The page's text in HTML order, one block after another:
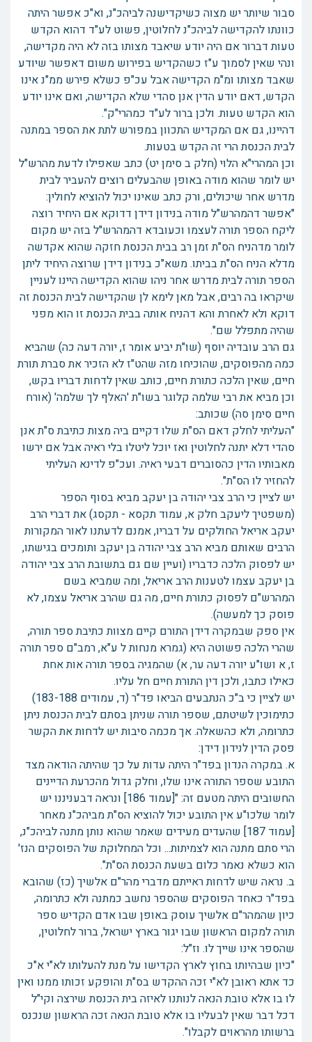
סבור שיותר יש מצוה כשיקדישנה לביהכ"נ, וא"כ אפשר היתה
כוונתו להקדישה לביהכ"נ לחלוטין, פשוט לע"ד דהוא הקדש
טעות דברור אם היה יודע שיאבד מצותו בזה לא היה מקדישה,
ונהי שאין לסמוך ע"ז כשהקדיש בפירוש משום דאפשר שיודע
שאבד מצותו ומ"מ הקדישה אבל עכ"פ כשלא פירש ממ"נ אינו
הקדש, דאם יודע הדין אנן סהדי שלא הקדישה, ואם אינו יודע
הוא הקדש טעות. ולכן ברור לע"ד כמהרי"ק".
דהיינו, גם אם המקדיש התכוון במפורש לתת את הספר במתנה
לבית הכנסת הרי זה הקדש בטעות.
וכן המהרי"א הלוי (חלק ב סימן יט) כתב שאפילו לדעת מהרש"ל
יש לומר שהוא מודה באופן שהבעלים רוצים להעביר לבית
מדרש אחר שיכולים, ורק כתב שאינו יכול להוציא לחולין:
"אפשר דהמהרש"ל מודה בנידון דידן דדוקא אם היחיד רוצה
ליקח הספר תורה לעצמו וכעובדא דהמהרש"ל בזה יש מקום
לומר מדהניח הס"ת זמן רב בבית הכנסת חזקה שהוא אקדשה
מדלא הניח הס"ת בביתו. משא"כ בנידון דידן שרוצה היחיד ליתן
הספר תורה לבית מדרש אחר ניהו שהוא הקדישה היינו לעניין
שיקראו בה רבים, אבל מאן לימא לן שהקדישה לבית הכנסת זה
דוקא ולא לאחרת והא דהניח אותה בבית הכנסת זו הוא מפני
שהיה מתפלל שם".
גם הרב עובדיה יוסף (שו"ת יביע אומר ז, יורה דעה כה) שהביא
כמה מהפוסקים, שהוכיחו מזה שהט"ז לא הזכיר את סברת תורת
חיים, שאין הלכה כתורת חיים, כותב שאין לדחות דבריו בקש,
וכן מביא את רבי שלמה קלוגר בשו"ת 'האלף לך שלמה' (אורח
חיים סימן סה) שכותב:
"העליתי לחלק דאם הס"ת שלו דקיים ביה מצות כתיבת ס"ת אנן
סהדי דלא יתנה לחלוטין ואז יוכל ליטלו בלי ראיה אבל אם ירשו
מאבותיו הדין כהסוברים דבעי ראיה. ועכ"פ לדינא העליתי
להחזיר לו הס"ת".
יש לציין כי הרב צבי יהודה בן יעקב מביא בסוף הספר
(משפטיך ליעקב חלק א, עמוד תקסא - תקסג) את דברי הרב
יעקב אריאל החולקים על דבריו, אמנם לדעתנו לאור המקורות
הרבים שאותם מביא הרב צבי יהודה בן יעקב ותומכים בגישתו,
יש לפסוק הלכה כדבריו (ועיין שם גם בתשובת הרב צבי יהודה
בן יעקב עצמו לטענות הרב אריאל, ומה שמביא בשם
המהרש"ם לפסוק כתורת חיים, מה גם שהרב אריאל עצמו, לא
פוסק כך למעשה).
אין ספק שבמקרה דידן התורם קיים מצוות כתיבת ספר תורה,
שהרי הלכה פשוטה היא (גמרא מנחות ל ע"א, רמב"ם ספר תורה
ז, א ושו"ע יורה דעה ער, א) שהמגיה בספר תורה אות אחת
כאילו כתבו, ולכן דין התורת חיים חל עליו.
יש לציין כי ב"כ הנתבעים הביאו פד"ר (ד, עמודים 183-188)
כתימוכין לשיטתם, שספר תורה שניתן בסתם לבית הכנסת ניתן
כתרומה, ולא כהשאלה. אך מכמה סיבות יש לדחות את הקשר
פסק הדין לנידון דידן:
א. במקרה הנדון בפד"ר היתה עדות על כך שהיתה הודאה מצד
התובע שספר התורה אינו שלו, וחלק גדול מהכרעת הדיינים
החשובים היתה מטעם זה: "[עמוד 186] ונראה דבעניננו יש
לומר שלכו"ע אין התובע יכול להוציא הס"ת מביהכ"נ מאחר
[עמוד 187] שהעדים מעידים שאמר שהוא נותן מתנה לביהכ"נ,
הרי סתם מתנה הוא לצמיתות... וכל המחלוקת של הפוסקים הנז'
הוא כשלא נאמר כלום בשעת הכנסת הס"ת".
ב. נראה שיש לדחות ראייתם מדברי מהר"ם אלשיך (כז) שהובא
בפד"ר כאחד הפוסקים שהספר נחשב כמתנה ולא כתרומה,
כיון שהמהר"ם אלשיך עוסק באופן שבו אדם הקדיש ספר
תורה למקום הראשון שבו יגור בארץ ישראל, ברור לחלוטין,
שהספר אינו שייך לו. וז"ל:
"כיון שבהיותו בחוץ לארץ הקדישו על מנת להעלותו לא"י א"כ
כד אתא ראובן לא"י זכה ההקדש בס"ת והופקע זכותו ממנו ואין
לו בו אלא טובת הנאה לנותנו לאיזה בית הכנסת שירצה וקי"ל
דכל דבר שאין לבעליו בו אלא טובת הנאה זכה הראשון שנכנס
ברשותו מהראוים לקבלו".